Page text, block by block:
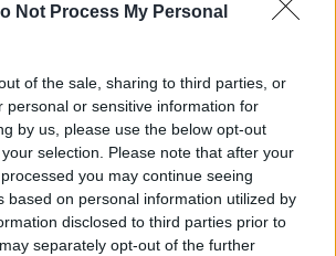
Not Process My Personal
of the sale, sharing to third parties, or
personal or sensitive information for
by us, please use the below opt-out
selection. Please note that after your
you may continue seeing
based on personal information utilized by
disclosed to third parties prior to
separately opt-out of the further
στο Travlos SFL